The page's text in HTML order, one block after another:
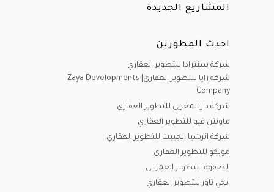
المشاريع الجديدة
احدث المطورين
شركة سنترادا للتطوير العقاري
شركة زايا للتطوير العقاري| Zaya Developments
Company
شركة دار المغربي للتطوير العقاري
ماونتن فيو للتطوير العقاري
شركة انرشيا ايجيبت للتطوير العقاري
موبكو للتطوير العقاري
الصفوة للتطوير العمراني
ايجي تاور للتطوير العقاري